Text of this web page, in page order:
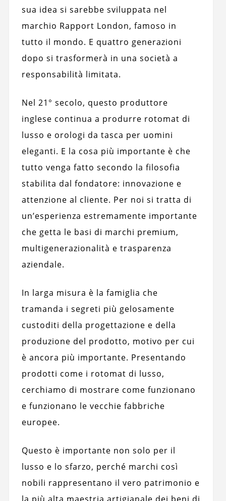
sua idea si sarebbe sviluppata nel
marchio Rapport London, famoso in
tutto il mondo. E quattro generazioni
dopo si trasformerà in una società a
responsabilità limitata.
Nel 21° secolo, questo produttore
inglese continua a produrre rotomat di
lusso e orologi da tasca per uomini
eleganti. E la cosa più importante è che
tutto venga fatto secondo la filosofia
stabilita dal fondatore: innovazione e
attenzione al cliente. Per noi si tratta di
un’esperienza estremamente importante
che getta le basi di marchi premium,
multigenerazionalità e trasparenza
aziendale.
In larga misura è la famiglia che
tramanda i segreti più gelosamente
custoditi della progettazione e della
produzione del prodotto, motivo per cui
è ancora più importante. Presentando
prodotti come i rotomat di lusso,
cerchiamo di mostrare come funzionano
e funzionano le vecchie fabbriche
europee.
Questo è importante non solo per il
lusso e lo sfarzo, perché marchi così
nobili rappresentano il vero patrimonio e